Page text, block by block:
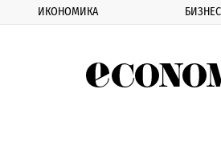
ИКОНОМИКА БИЗНЕС